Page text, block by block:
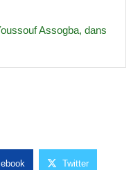
Assogba, dans
Twitter